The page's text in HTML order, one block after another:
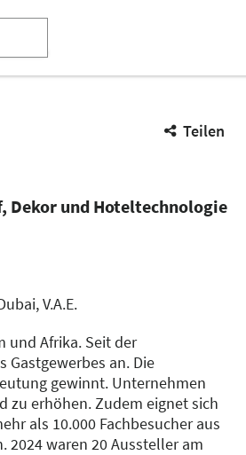
Teilen
Dekor und Hoteltechnologie
V.A.E.
und Afrika. Seit der
an. Die
gewinnt. Unternehmen
zu erhöhen. Zudem eignet sich
als 10.000 Fachbesucher aus
waren 20 Aussteller am